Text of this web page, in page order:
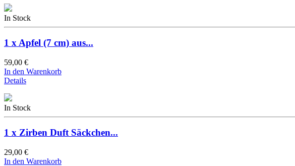
In Stock
1 x Apfel (7 cm) aus...
59,00 €
In den Warenkorb
Details
In Stock
1 x Zirben Duft Säckchen...
29,00 €
In den Warenkorb